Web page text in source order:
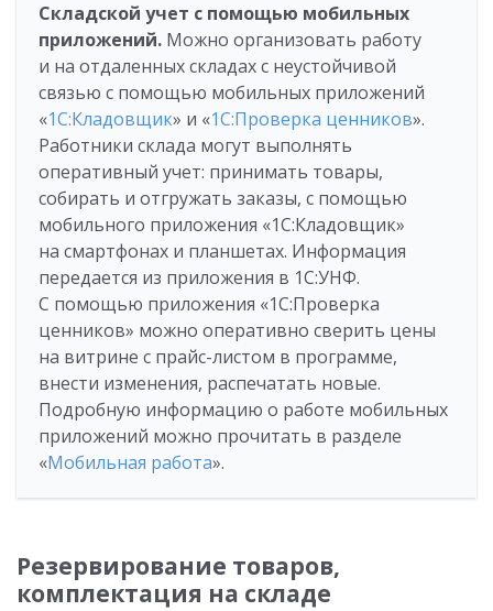
Складской учет с помощью мобильных
приложений. Можно организовать работу
и на отдаленных складах с неустойчивой
связью с помощью мобильных приложений
«1С:Кладовщик» и «1С:Проверка ценников».
Работники склада могут выполнять
оперативный учет: принимать товары,
собирать и отгружать заказы, с помощью
мобильного приложения «1С:Кладовщик»
на смартфонах и планшетах. Информация
передается из приложения в 1С:УНФ.
С помощью приложения «1С:Проверка
ценников» можно оперативно сверить цены
на витрине с прайс-листом в программе,
внести изменения, распечатать новые.
Подробную информацию о работе мобильных
приложений можно прочитать в разделе
«Мобильная работа».
Резервирование товаров,
комплектация на складе